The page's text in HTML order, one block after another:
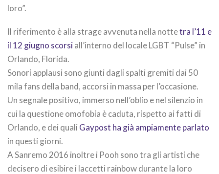
loro”.
Il riferimento è alla strage avvenuta nella nottetra l’11 e
il 12 giugno scorsiall’interno del locale LGBT “Pulse” in
Orlando, Florida.
Sonori applausi sono giunti dagli spalti gremiti dai 50
mila fans della band, accorsi in massa per l’occasione.
Un segnale positivo, immerso nell’oblio e nel silenzio in
cui la questione omofobia è caduta, rispetto ai fatti di
Orlando, e dei quali Gaypost ha già ampiamente parlato
in questi giorni.
A Sanremo 2016 inoltre i Pooh sono tra gli artisti che
decisero di esibire i laccetti rainbow durante la loro